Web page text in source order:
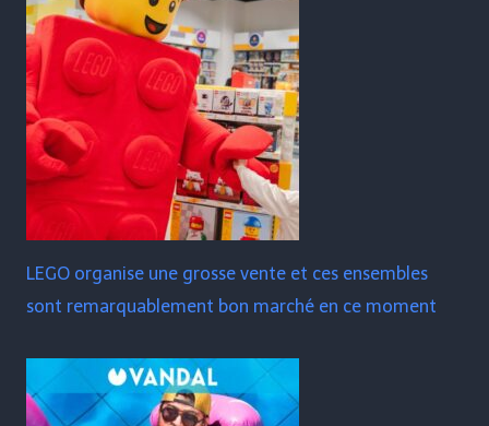
LEGO organise une grosse vente et ces ensembles
sont remarquablement bon marché en ce moment